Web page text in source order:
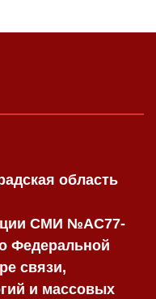
область
СМИ №AC77-
Федеральной
связи,
и массовых